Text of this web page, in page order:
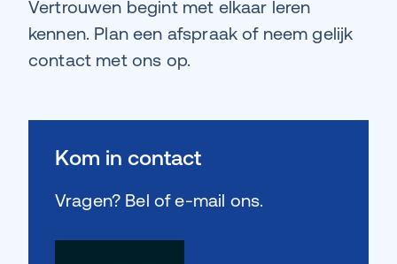
Vertrouwen begint met elkaar leren
kennen. Plan een afspraak of neem gelijk
contact met ons op.
Kom in contact
Vragen? Bel of e-mail ons.